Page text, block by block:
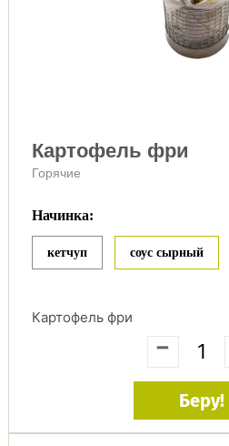
Картофель фри
Горячие
Начинка:
кетчуп соус сырный
Картофель фри
-
Беру!